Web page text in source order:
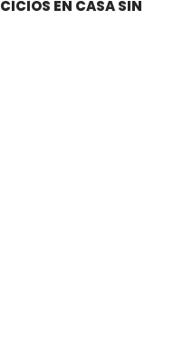
EN CASA SIN